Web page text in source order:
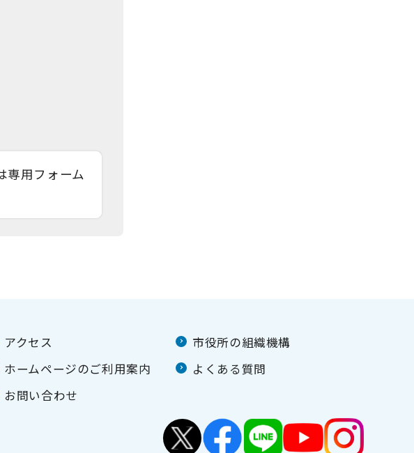
用フォーム
アクセス
市役所の組織機構
ホームページのご利用案内
よくある質問
お問い合わせ